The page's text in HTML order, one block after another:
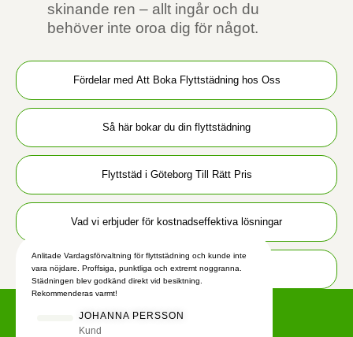
Fördelar med Att Boka Flyttstädning hos Oss
Så här bokar du din flyttstädning
Flyttstäd i Göteborg Till Rätt Pris
Vad vi erbjuder för kostnadseffektiva lösningar
Förberedelser Inför Din Flyttstädning
skinande ren – allt ingår och du
behöver inte oroa dig för något.
Anlitade Vardagsförvaltning för flyttstädning och kunde inte
vara nöjdare. Proffsiga, punktliga och extremt noggranna.
Städningen blev godkänd direkt vid besiktning.
Rekommenderas varmt!
JOHANNA PERSSON
Kund